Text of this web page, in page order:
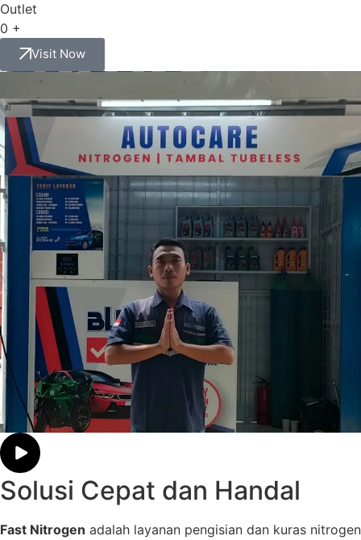
Outlet
0 +
Visit Now
Solusi Cepat dan Handal
Fast Nitrogen adalah layanan pengisian dan kuras nitrogen